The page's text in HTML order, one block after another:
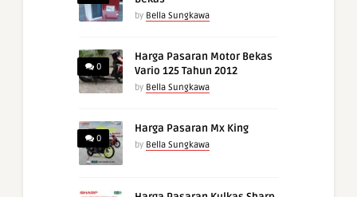
by Bella Sungkawa
0
Harga Pasaran Motor Bekas
Vario 125 Tahun 2012
by Bella Sungkawa
0
Harga Pasaran Mx King
by Bella Sungkawa